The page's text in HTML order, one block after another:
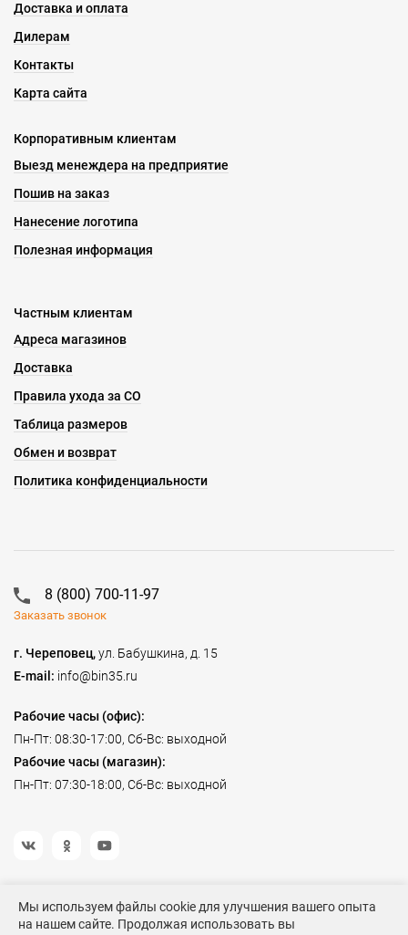
Мы используем файлы cookie для улучшения вашего опыта
на нашем сайте. Продолжая использовать вы
Доставка и оплата
Дилерам
Контакты
Карта сайта
Корпоративным клиентам
Выезд менеждера на предприятие
Пошив на заказ
Нанесение логотипа
Полезная информация
Частным клиентам
Адреса магазинов
Доставка
Правила ухода за СО
Таблица размеров
Обмен и возврат
Политика конфиденциальности
8 (800) 700-11-97
Заказать звонок
г. Череповец,ул. Бабушкина, д. 15
E-mail: info@bin35.ru
Рабочие часы (офис):
Пн-Пт: 08:30-17:00, Сб-Вс: выходной
Рабочие часы (магазин):
Пн-Пт: 07:30-18:00, Сб-Вс: выходной
©2023 Спецодежда БиН